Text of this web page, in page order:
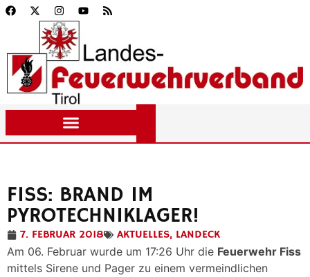
FISS: BRAND IM
PYROTECHNIKLAGER!
7. FEBRUAR 2018 AKTUELLES, LANDECK
Am 06. Februar wurde um 17:26 Uhr die Feuerwehr Fiss
mittels Sirene und Pager zu einem vermeindlichen